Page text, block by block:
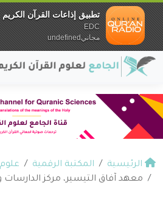
الرئيسية المكتبة الرقمية
علوم
معهد آفاق التيسير، مركز الدارسات
تطبيق إذاعات القرآن الكريم
EDC
مجانيundefined